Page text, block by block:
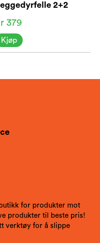
2+2
379
Kjøp
for produkter mot
produkter til beste pris!
verktøy for å slippe